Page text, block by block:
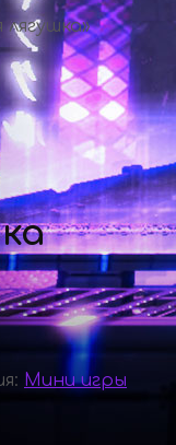
лягушка»
Мини игры